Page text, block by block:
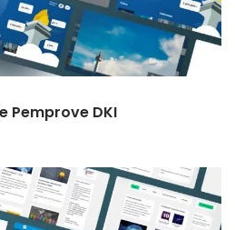
Pemprove DKI